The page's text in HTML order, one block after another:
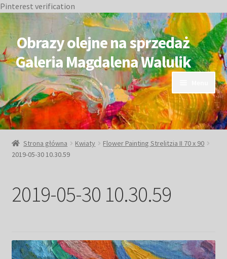
Pinterest verification
do
nawigacji
do
treści
Obrazy olejne na sprzedaż
Galeria Magdalena Walulik
OBRAZY DOSTĘPNE
Małe obrazy
Kwiaty
Strona główna Kwiaty
Flower Painting Strelitzia II 70 x 90
2019-05-30 10.30.59
2019-05-30 10.30.59